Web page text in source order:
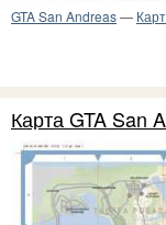
GTA San Andreas—
Карта GTA San